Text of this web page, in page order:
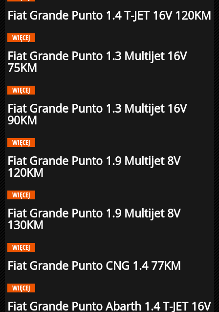
Fiat Grande Punto 1.4 T-JET 16V 120KM
WIĘCEJ
Fiat Grande Punto 1.3 Multijet 16V
75KM
WIĘCEJ
Fiat Grande Punto 1.3 Multijet 16V
90KM
WIĘCEJ
Fiat Grande Punto 1.9 Multijet 8V
120KM
WIĘCEJ
Fiat Grande Punto 1.9 Multijet 8V
130KM
WIĘCEJ
Fiat Grande Punto CNG 1.4 77KM
WIĘCEJ
Fiat Grande Punto Abarth 1.4 T-JET 16V